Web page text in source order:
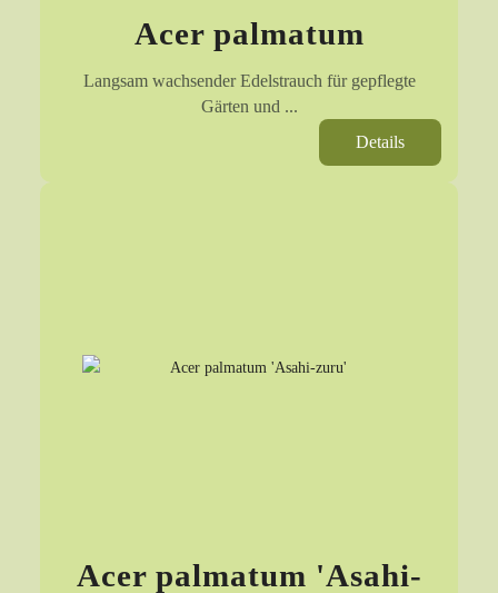
Acer palmatum
Langsam wachsender Edelstrauch für gepflegte
Gärten und ...
Details
Acer palmatum 'Asahi-